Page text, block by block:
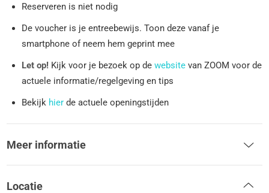
Reserveren is niet nodig
De voucher is je entreebewijs. Toon deze vanaf je
smartphone of neem hem geprint mee
Let op! Kijk voor je bezoek op dewebsite van ZOOM voor de
actuele informatie/regelgeving en tips
Bekijk hier de actuele openingstijden
Meer informatie
Locatie